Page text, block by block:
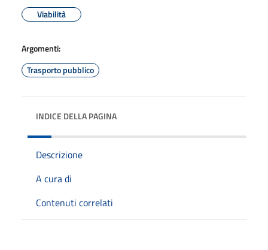
Viabilità
Argomenti:
Trasporto pubblico
INDICE DELLA PAGINA
Descrizione
A cura di
Contenuti correlati